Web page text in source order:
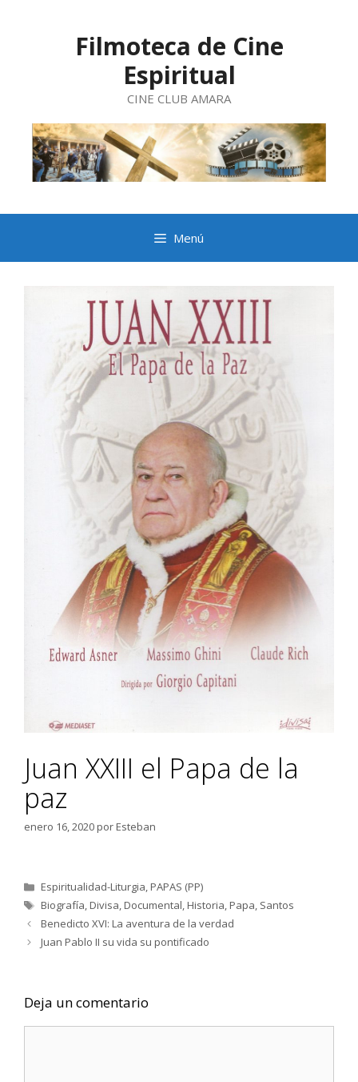
Filmoteca de Cine
Espiritual
CINE CLUB AMARA
Menú
Juan XXIII el Papa de la
paz
enero 16, 2020porEsteban
Categorías
Espiritualidad-Liturgia,PAPAS (PP)
Etiquetas
Biografía,Divisa,Documental,Historia,Papa, Santos
Benedicto XVI: La aventura de la verdad
Juan Pablo II su vida su pontificado
Deja un comentario